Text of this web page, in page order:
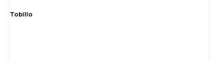
Tobillo